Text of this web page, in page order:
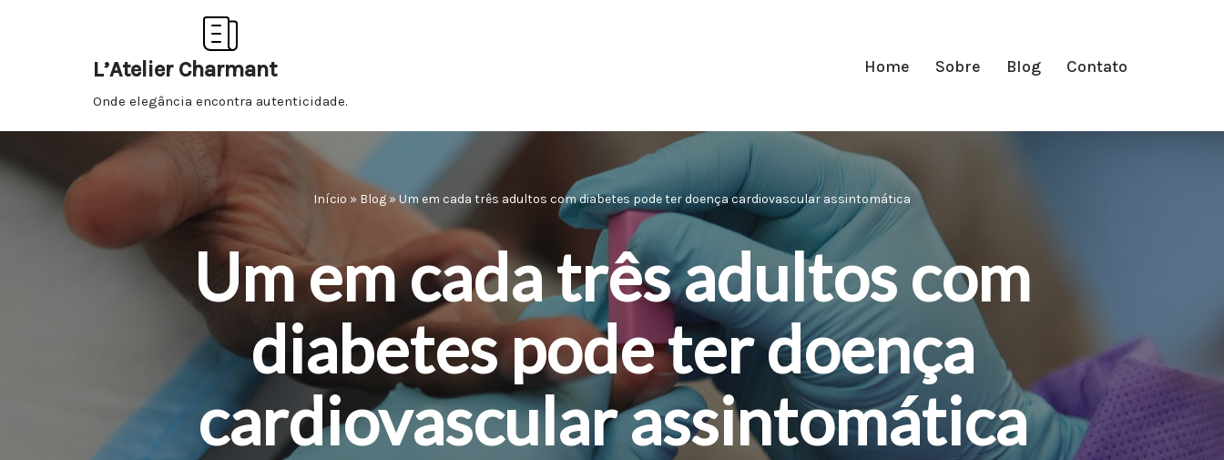
conteúdo
L’Atelier Charmant
Onde elegância encontra autenticidade.
Home Sobre Blog Contato
Início » Blog»Um em cada três adultos com diabetes pode ter doença cardiovascular assintomática
Um em cada três adultos com
diabetes pode ter doença
cardiovascular assintomática